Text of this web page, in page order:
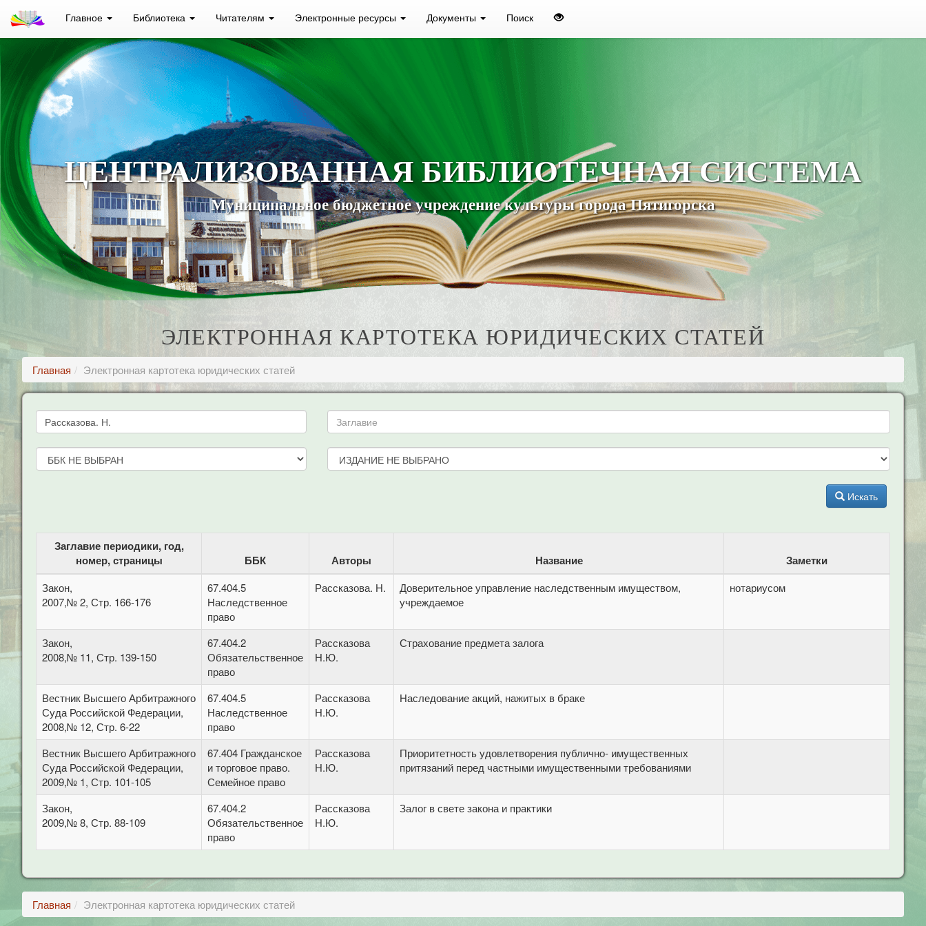
Главное Библиотека Читателям Электронные ресурсы Документы Поиск
ЦЕНТРАЛИЗОВАННАЯ БИБЛИОТЕЧНАЯ СИСТЕМА
Муниципальное бюджетное учреждение культуры города Пятигорска
ЭЛЕКТРОННАЯ КАРТОТЕКА ЮРИДИЧЕСКИХ СТАТЕЙ
Главная Электронная картотека юридических статей
Искать
Заглавие периодики, год,
номер, страницы
ББК Авторы Название Заметки
Закон,
2007,№ 2, Стр. 166-176
67.404.5
Наследственное
право
Рассказова. Н.
Доверительное управление наследственным имуществом,
учреждаемое
нотариусом
Закон,
2008,№ 11, Стр. 139-150
67.404.2
Обязательственное
право
Рассказова
Н.Ю.
Страхование предмета залога
Вестник Высшего Арбитражного
Суда Российской Федерации,
2008,№ 12, Стр. 6-22
67.404.5
Наследственное
право
Рассказова
Н.Ю.
Наследование акций, нажитых в браке
Вестник Высшего Арбитражного
Суда Российской Федерации,
2009,№ 1, Стр. 101-105
67.404 Гражданское
и торговое право.
Семейное право
Рассказова
Н.Ю.
Приоритетность удовлетворения публично- имущественных
притязаний перед частными имущественными требованиями
Закон,
2009,№ 8, Стр. 88-109
67.404.2
Обязательственное
право
Рассказова
Н.Ю.
Залог в свете закона и практики
Главная Электронная картотека юридических статей